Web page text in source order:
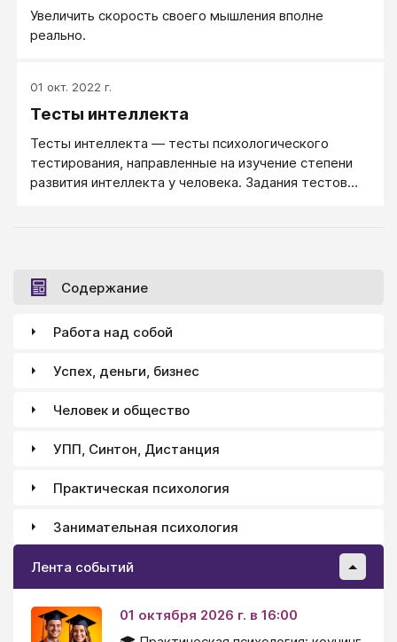
Увеличить скорость своего мышления вполне
реально.
01 окт. 2022 г.
Тесты интеллекта
Тесты интеллекта — тесты психологического
тестирования, направленные на изучение степени
развития интеллекта у человека. Задания тестов
некоторых случаях позволяют характеризовать
память, внимание, пространственную ориентировку,
Содержание
Работа над собой
Успех, деньги, бизнес
Человек и общество
УПП, Синтон, Дистанция
Практическая психология
Занимательная психология
Лента событий
01 октября 2026 г. в 16:00